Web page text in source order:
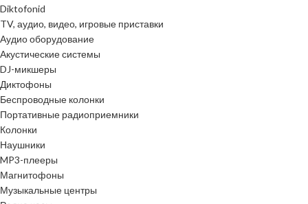
Diktofonid
TV, аудио, видео, игровые приставки
Аудио оборудование
Акустические системы
DJ-микшеры
Диктофоны
Беспроводные колонки
Портативные радиоприемники
Колонки
Наушники
MP3-плееры
Магнитофоны
Музыкальные центры